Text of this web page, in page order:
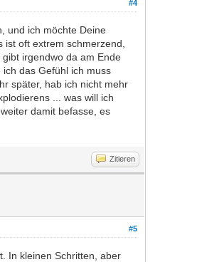
#4
und ich möchte Deine
oft extrem schmerzend,
irgendwo da am Ende
das Gefühl ich muss
später, hab ich nicht mehr
... was will ich
damit befasse, es
Zitieren
#5
In kleinen Schritten, aber